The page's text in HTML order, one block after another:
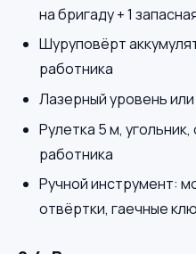
на бригаду + 1
Шуруповёрт
работника
Лазерный уровень
Рулетка 5 м,
работника
Ручной инструмент:
отвёртки, гаечные